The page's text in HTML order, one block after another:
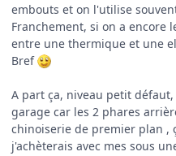
embouts et on l'utilise
Franchement, si on a encore
entre une thermique et une
Bref
A part ça, niveau petit
garage car les 2 phares
chinoiserie de premier plan ,
j'achèterais avec mes sous